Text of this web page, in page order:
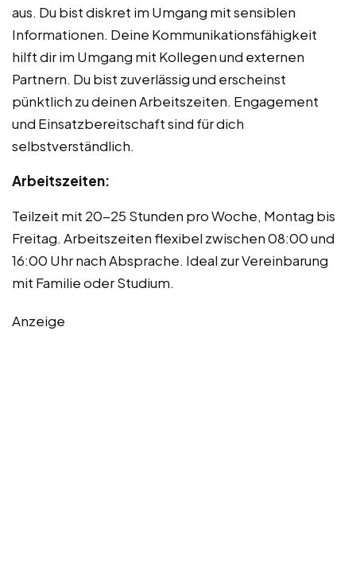
aus. Du bist diskret im Umgang mit sensiblen
Informationen. Deine Kommunikationsfähigkeit
hilft dir im Umgang mit Kollegen und externen
Partnern. Du bist zuverlässig und erscheinst
pünktlich zu deinen Arbeitszeiten. Engagement
und Einsatzbereitschaft sind für dich
selbstverständlich.
Arbeitszeiten:
Teilzeit mit 20-25 Stunden pro Woche, Montag bis
Freitag. Arbeitszeiten flexibel zwischen 08:00 und
16:00 Uhr nach Absprache. Ideal zur Vereinbarung
mit Familie oder Studium.
Anzeige